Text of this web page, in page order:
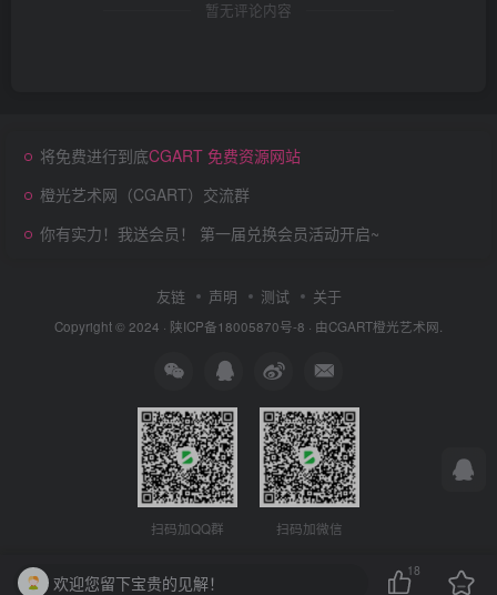
暂无评论内容
将免费进行到底CGART 免费资源网站
橙光艺术网（CGART）交流群
你有实力！我送会员！ 第一届兑换会员活动开启~
友链 声明 测试 关于
Copyright © 2024 · 陕ICP备18005870号-8 · 由CGART橙光艺术网.
扫码加QQ群 扫码加微信
欢迎您留下宝贵的见解！
18